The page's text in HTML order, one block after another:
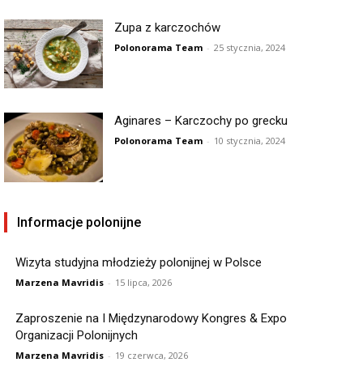
Zupa z karczochów
Polonorama Team - 25 stycznia, 2024
Aginares – Karczochy po grecku
Polonorama Team - 10 stycznia, 2024
Informacje polonijne
Wizyta studyjna młodzieży polonijnej w Polsce
Marzena Mavridis - 15 lipca, 2026
Zaproszenie na I Międzynarodowy Kongres & Expo
Organizacji Polonijnych
Marzena Mavridis - 19 czerwca, 2026